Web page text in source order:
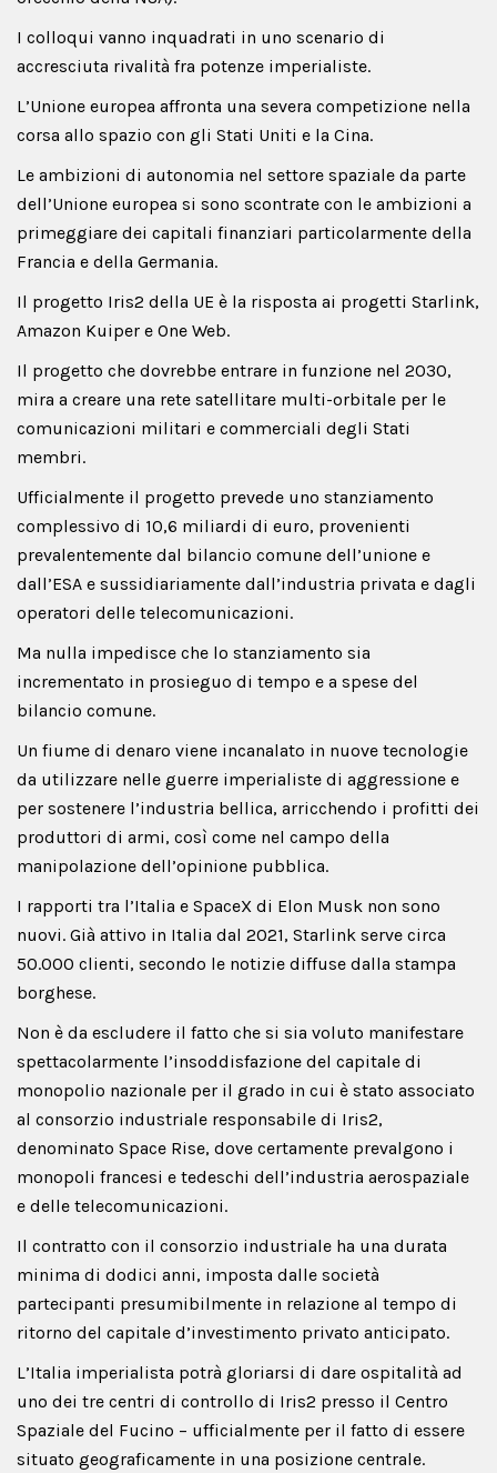
I colloqui vanno inquadrati in uno scenario di
accresciuta rivalità fra potenze imperialiste.
L’Unione europea affronta una severa competizione nella
corsa allo spazio con gli Stati Uniti e la Cina.
Le ambizioni di autonomia nel settore spaziale da parte
dell’Unione europea si sono scontrate con le ambizioni a
primeggiare dei capitali finanziari particolarmente della
Francia e della Germania.
Il progetto Iris2 della UE è la risposta ai progetti Starlink,
Amazon Kuiper e One Web.
Il progetto che dovrebbe entrare in funzione nel 2030,
mira a creare una rete satellitare multi-orbitale per le
comunicazioni militari e commerciali degli Stati
membri.
Ufficialmente il progetto prevede uno stanziamento
complessivo di 10,6 miliardi di euro, provenienti
prevalentemente dal bilancio comune dell’unione e
dall’ESA e sussidiariamente dall’industria privata e dagli
operatori delle telecomunicazioni.
Ma nulla impedisce che lo stanziamento sia
incrementato in prosieguo di tempo e a spese del
bilancio comune.
Un fiume di denaro viene incanalato in nuove tecnologie
da utilizzare nelle guerre imperialiste di aggressione e
per sostenere l’industria bellica, arricchendo i profitti dei
produttori di armi, così come nel campo della
manipolazione dell’opinione pubblica.
I rapporti tra l’Italia e SpaceX di Elon Musk non sono
nuovi. Già attivo in Italia dal 2021, Starlink serve circa
50.000 clienti, secondo le notizie diffuse dalla stampa
borghese.
Non è da escludere il fatto che si sia voluto manifestare
spettacolarmente l’insoddisfazione del capitale di
monopolio nazionale per il grado in cui è stato associato
al consorzio industriale responsabile di Iris2,
denominato Space Rise, dove certamente prevalgono i
monopoli francesi e tedeschi dell’industria aerospaziale
e delle telecomunicazioni.
Il contratto con il consorzio industriale ha una durata
minima di dodici anni, imposta dalle società
partecipanti presumibilmente in relazione al tempo di
ritorno del capitale d’investimento privato anticipato.
L’Italia imperialista potrà gloriarsi di dare ospitalità ad
uno dei tre centri di controllo di Iris2 presso il Centro
Spaziale del Fucino – ufficialmente per il fatto di essere
situato geograficamente in una posizione centrale.